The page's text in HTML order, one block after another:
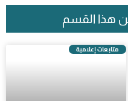
هذا القسم
متابعات إعلامية